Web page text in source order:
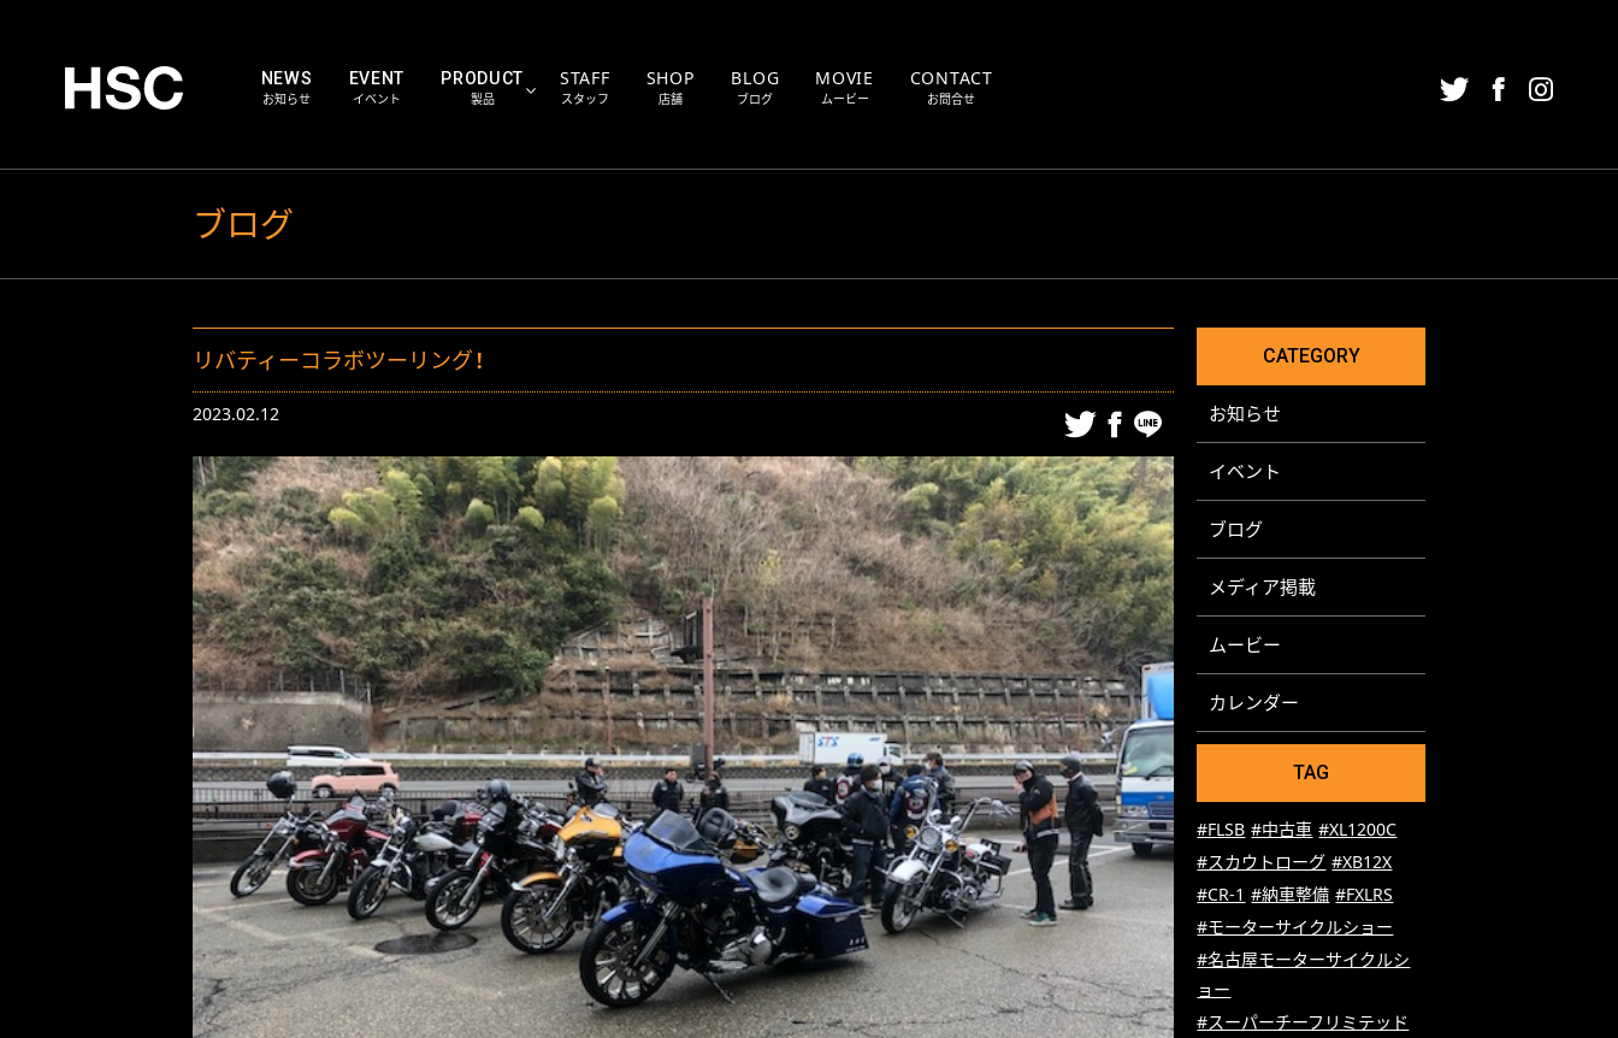
NEWS
お知らせ
EVENT
イベント
PRODUCT
製品
HSC WORKS
MOTOR CYCLE
TUNING
PARTS
DYNO MACHINE
TRUCK
OTHER
BUSINESS
その他
STAFF
スタッフ
SHOP
店舗
BLOG
ブログ
MOVIE
ムービー
CONTACT
お問合せ
ブログ
リバティーコラボツーリング！
2023.02.12
CATEGORY
お知らせ
イベント
ブログ
メディア掲載
ムービー
カレンダー
TAG
#FLSB #中古車 #XL1200C
#スカウトローグ #XB12X
#CR-1 #納車整備 #FXLRS
#モーターサイクルショー
#名古屋モーターサイクルシ
ョー
#スーパーチーフリミテッド